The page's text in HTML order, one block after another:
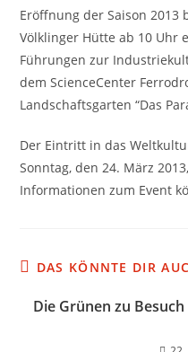
Eröffnung der Saison
Völklinger Hütte ab 10 Uhr
Führungen zur
dem ScienceCenter
Landschaftsgarten “Das
Der Eintritt in das
Sonntag, den 24. März
Informationen zum Event
DAS KÖNNTE DIR
Die Grünen zu